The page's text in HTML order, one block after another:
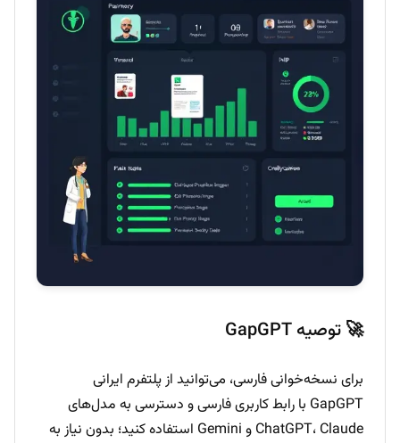
🚀 توصیه GapGPT
برای نسخه‌خوانی فارسی، می‌توانید از پلتفرم ایرانی
GapGPT با رابط کاربری فارسی و دسترسی به مدل‌های
ChatGPT، Claude و Gemini استفاده کنید؛ بدون نیاز به